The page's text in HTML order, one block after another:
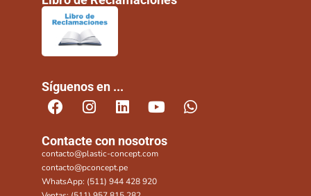
Síguenos en ...
Contacte con nosotros
contacto@plastic-concept.com
contacto@pconcept.pe
WhatsApp: (511) 944 428 920